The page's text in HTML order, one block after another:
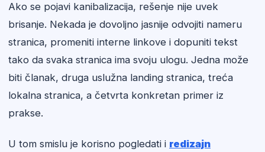
Ako se pojavi kanibalizacija, rešenje nije uvek
brisanje. Nekada je dovoljno jasnije odvojiti nameru
stranica, promeniti interne linkove i dopuniti tekst
tako da svaka stranica ima svoju ulogu. Jedna može
biti članak, druga uslužna landing stranica, treća
lokalna stranica, a četvrta konkretan primer iz
prakse.
U tom smislu je korisno pogledati i redizajn